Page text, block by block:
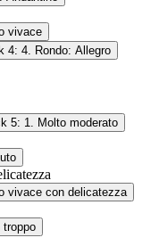
vivace
4: 4. Rondo: Allegro
5: 1. Molto moderato
vivace con delicatezza
troppo